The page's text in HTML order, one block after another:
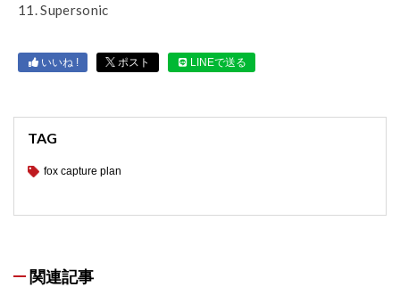
11. Supersonic
いいね ! ポスト LINEで送る
TAG
fox capture plan
関連記事